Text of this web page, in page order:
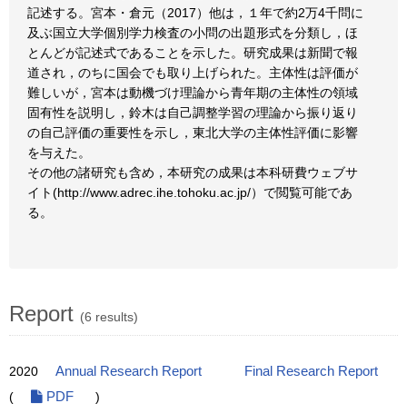
記述する。宮本・倉元（2017）他は，１年で約2万4千問に
及ぶ国立大学個別学力検査の小問の出題形式を分類し，ほ
とんどが記述式であることを示した。研究成果は新聞で報
道され，のちに国会でも取り上げられた。主体性は評価が
難しいが，宮本は動機づけ理論から青年期の主体性の領域
固有性を説明し，鈴木は自己調整学習の理論から振り返り
の自己評価の重要性を示し，東北大学の主体性評価に影響
を与えた。
その他の諸研究も含め，本研究の成果は本科研費ウェブサ
イト(http://www.adrec.ihe.tohoku.ac.jp/）で閲覧可能であ
る。
Report (6 results)
2020 Annual Research Report
Final Research Report
(
PDF )